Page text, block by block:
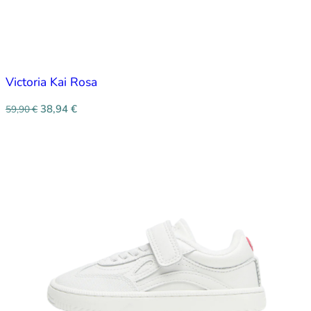
Victoria Kai Rosa
59,90€ 38,94 €